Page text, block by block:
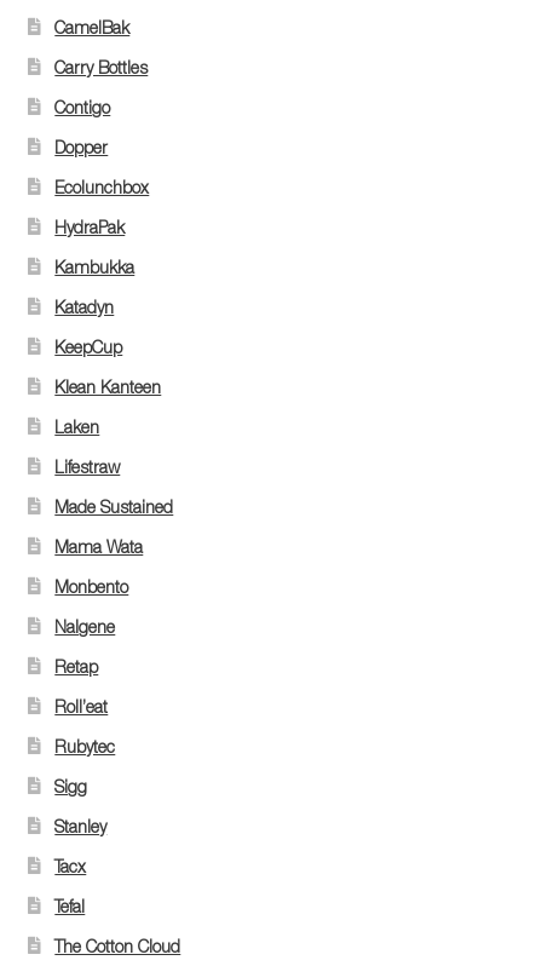
CamelBak
Carry Bottles
Contigo
Dopper
Ecolunchbox
HydraPak
Kambukka
Katadyn
KeepCup
Klean Kanteen
Laken
Lifestraw
Made Sustained
Mama Wata
Monbento
Nalgene
Retap
Roll’eat
Rubytec
Sigg
Stanley
Tacx
Tefal
The Cotton Cloud